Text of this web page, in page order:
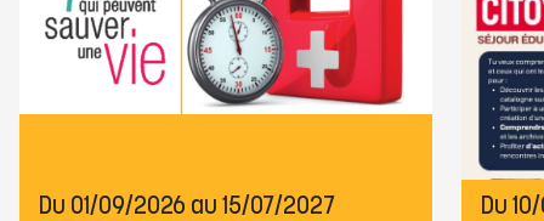
Du 01/09/2026 au 15/07/2027 Du